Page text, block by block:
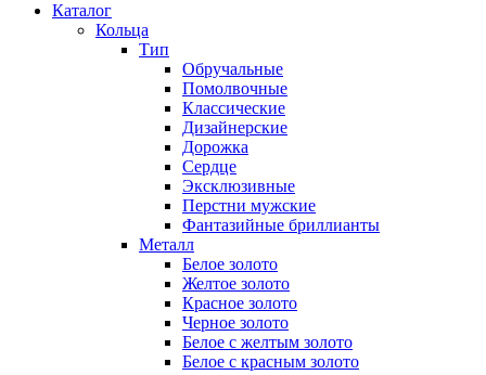
Каталог
Кольца
Тип
Обручальные
Помолвочные
Классические
Дизайнерские
Дорожка
Сердце
Эксклюзивные
Перстни мужские
Фантазийные бриллианты
Металл
Белое золото
Желтое золото
Красное золото
Черное золото
Белое с желтым золото
Белое с красным золото